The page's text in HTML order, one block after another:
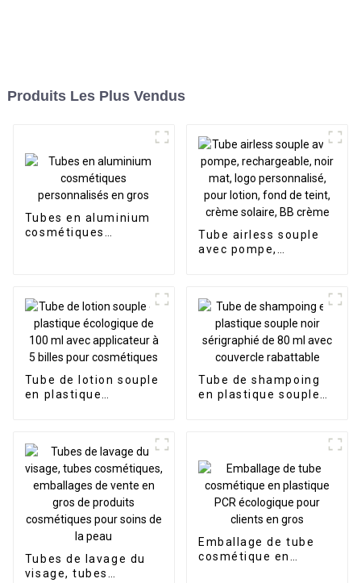
Produits Les Plus Vendus
Tubes en aluminium
cosmétiques
Tube airless souple
avec pompe,
lotion, fond de teint,
crème solaire, BB
crème
Tube de lotion souple
en plastique
cosmétiques
Tube de shampoing
en plastique souple
Tubes de lavage du
visage, tubes
Emballage de tube
cosmétique en